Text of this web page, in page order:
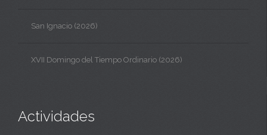
San Ignacio (2026)
XVII Domingo del Tiempo Ordinario (2026)
Actividades